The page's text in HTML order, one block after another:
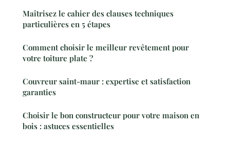
Maîtrisez le cahier des clauses techniques
particulières en 5 étapes
Comment choisir le meilleur revêtement pour
votre toiture plate ?
Couvreur saint-maur : expertise et satisfaction
garanties
Choisir le bon constructeur pour votre maison en
bois : astuces essentielles